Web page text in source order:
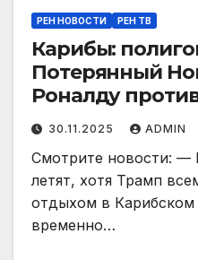
РЕН НОВОСТИ РЕН ТВ
Карибы:
Потерянный
Роналду
Новости 12:30,
30.11.2025 ADMIN
Смотрите новости: —
летят, хотя Трамп
отдыхом в Карибском
временно…